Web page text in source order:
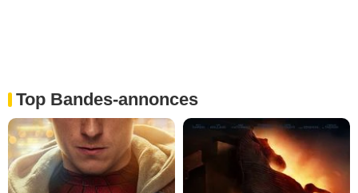
Top Bandes-annonces